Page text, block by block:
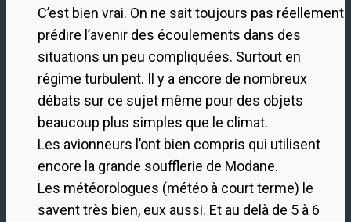
C’est bien vrai. On ne sait toujours pas réellement
prédire l’avenir des écoulements dans des
situations un peu compliquées. Surtout en
régime turbulent. Il y a encore de nombreux
débats sur ce sujet même pour des objets
beaucoup plus simples que le climat.
Les avionneurs l’ont bien compris qui utilisent
encore la grande soufflerie de Modane.
Les météorologues (météo à court terme) le
savent très bien, eux aussi. Et au delà de 5 à 6